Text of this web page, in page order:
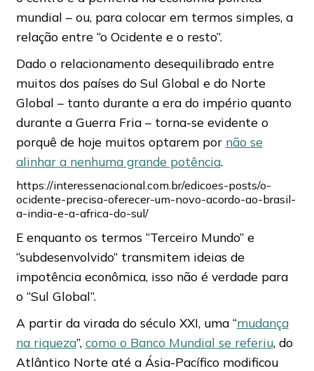
mundial – ou, para colocar em termos simples, a
relação entre “o Ocidente e o resto”.
Dado o relacionamento desequilibrado entre
muitos dos países do Sul Global e do Norte
Global – tanto durante a era do império quanto
durante a Guerra Fria – torna-se evidente o
porquê de hoje muitos optarem por não se
alinhar a nenhuma grande potência.
https://interessenacional.com.br/edicoes-posts/o-
ocidente-precisa-oferecer-um-novo-acordo-ao-brasil-
a-india-e-a-africa-do-sul/
E enquanto os termos “Terceiro Mundo” e
“subdesenvolvido” transmitem ideias de
impotência econômica, isso não é verdade para
o “Sul Global”.
A partir da virada do século XXI, uma “mudança
na riqueza”, como o Banco Mundial se referiu, do
Atlântico Norte até a Ásia-Pacífico modificou